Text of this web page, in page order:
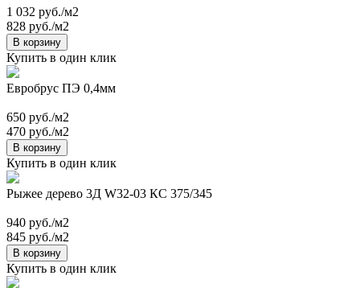
1 032 руб./м2
828 руб./м2
В корзину
Купить в один клик
Евробрус ПЭ 0,4мм
650 руб./м2
470 руб./м2
В корзину
Купить в один клик
Рыжее дерево 3Д W32-03 КС 375/345
940 руб./м2
845 руб./м2
В корзину
Купить в один клик